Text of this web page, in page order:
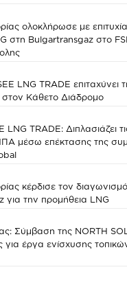
ολοκλήρωσε με
στη Bulgartransgaz στο
LNG TRADE επιταχύνει
Κάθετο Διάδρομο
LNG TRADE: Διπλασιάζει
μέσω επέκτασης της
κέρδισε τον
για την προμήθεια LNG
Σύμβαση της NORTH
έργα ενίσχυσης